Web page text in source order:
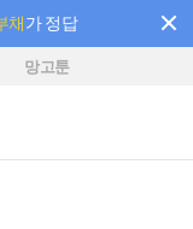
채가 정답
로워진 AI 부스터 요금제
망고툰